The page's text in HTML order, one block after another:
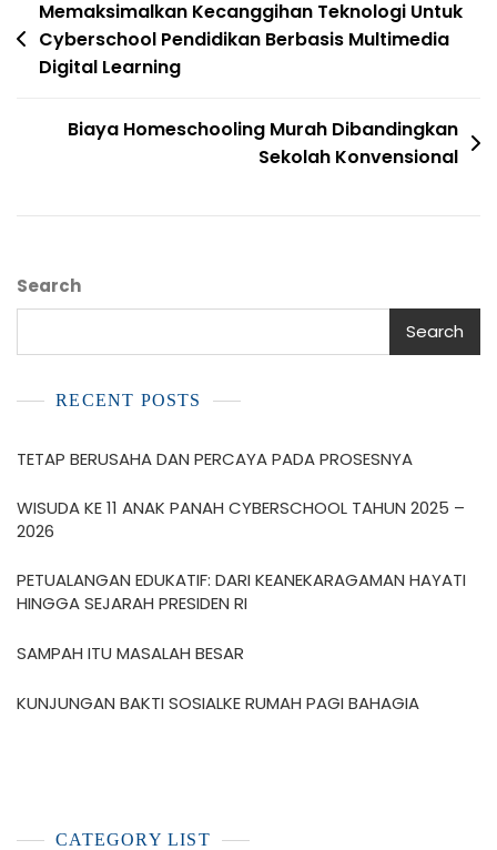
Memaksimalkan Kecanggihan Teknologi Untuk
Cyberschool Pendidikan Berbasis Multimedia
Digital Learning
Biaya Homeschooling Murah Dibandingkan
Sekolah Konvensional
Search
Search
RECENT POSTS
TETAP BERUSAHA DAN PERCAYA PADA PROSESNYA
WISUDA KE 11 ANAK PANAH CYBERSCHOOL TAHUN 2025 –
2026
PETUALANGAN EDUKATIF: DARI KEANEKARAGAMAN HAYATI
HINGGA SEJARAH PRESIDEN RI
SAMPAH ITU MASALAH BESAR
KUNJUNGAN BAKTI SOSIALKE RUMAH PAGI BAHAGIA
CATEGORY LIST